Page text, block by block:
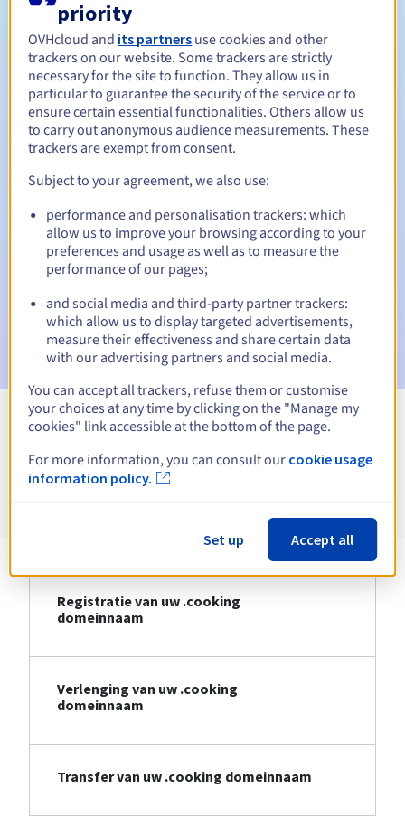
Verlengingsperiode Tussen 1 en 10 jaar
Inlosperiode 45 dagen
Automatische meldingen:
Waarschuwings-e-mails:60, 30, 15, 7 en 3 dagen vóór de
vervaldatum
E-mail op de vervaldatumom de schorsing van de
domeinnaam te melden
E-mail na de Redemption Grace Periodom de
verwijdering van de domeinnaam te melden
Bekijk alle extensies
Informatie over .cooking
Registratie van uw .cooking
domeinnaam
Verlenging van uw .cooking
domeinnaam
Transfer van uw .cooking domeinnaam
priority
OVHcloud and its partners use cookies and other
trackers on our website. Some trackers are strictly
necessary for the site to function. They allow us in
particular to guarantee the security of the service or to
ensure certain essential functionalities. Others allow us
to carry out anonymous audience measurements. These
trackers are exempt from consent.
Subject to your agreement, we also use:
performance and personalisation trackers: which
allow us to improve your browsing according to your
preferences and usage as well as to measure the
performance of our pages;
and social media and third-party partner trackers:
which allow us to display targeted advertisements,
measure their effectiveness and share certain data
with our advertising partners and social media.
You can accept all trackers, refuse them or customise
your choices at any time by clicking on the "Manage my
cookies" link accessible at the bottom of the page.
For more information, you can consult our cookie usage
information policy.
Set up Accept all